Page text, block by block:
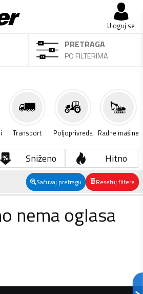
Uloguj se
PRETRAGA
PO FILTERIMA
Transport Poljoprivreda Radne mašine
Sniženo Hitno
Sačuvaj pretragu Resetuj filtere
nema oglasa